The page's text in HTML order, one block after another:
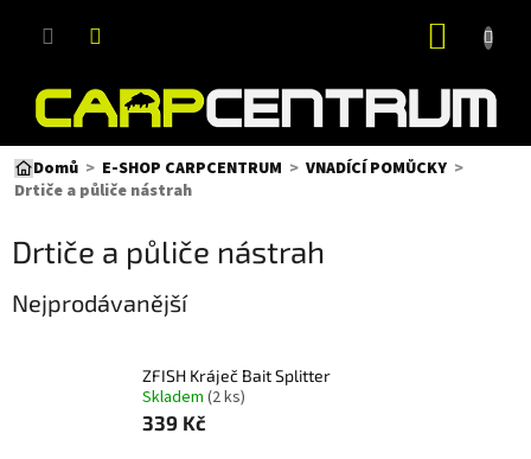
Domů E-SHOP CARPCENTRUM
VNADÍCÍ POMŮCKY
Drtiče a půliče nástrah
Drtiče a půliče nástrah
Nejprodávanější
ZFISH Kráječ Bait Splitter
Skladem (2 ks)
339 Kč